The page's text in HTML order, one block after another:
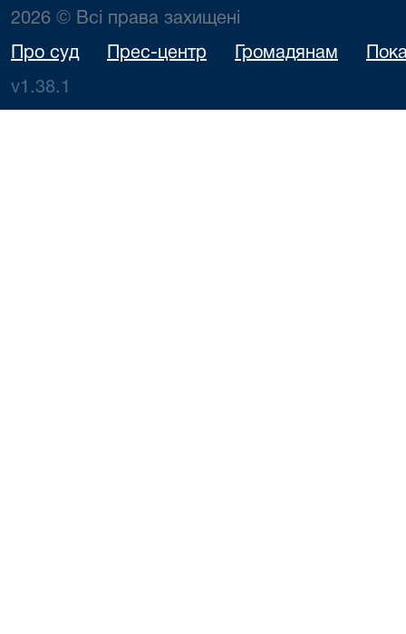
2026 © Всі права захищені
Про суд Прес-центр Громадянам
v1.38.1